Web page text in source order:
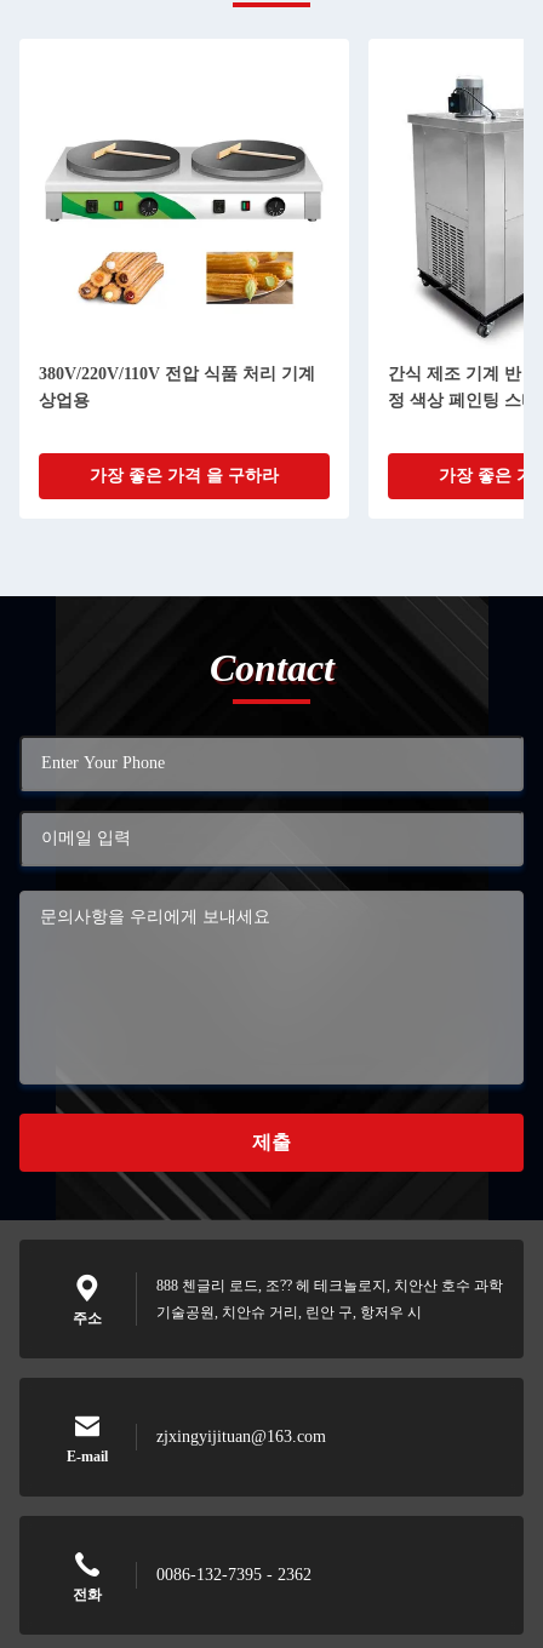
380V/220V/110V 전압 식품 처리 기계
상업용
가장 좋은 가격 을 구하라
간식 제조 기계 반
정 색상 페인팅 스티
가장 좋은 가
Contact
제출
주소
888 첸글리 로드, 조?? 헤 테크놀로지, 치안산 호수 과학
기술공원, 치안슈 거리, 린안 구, 항저우 시
E-mail
zjxingyijituan@163.com
전화
0086-132-7395 - 2362